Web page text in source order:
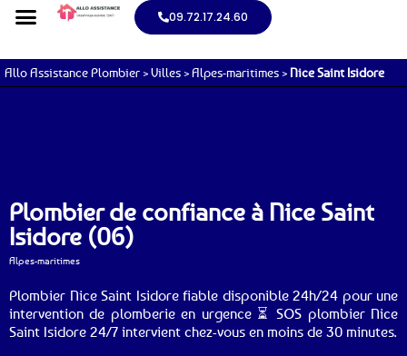
09.72.17.24.60
Allo Assistance Plombier >Villes >Alpes-maritimes > Nice Saint Isidore
Plombier de confiance à Nice Saint
Isidore (06)
Alpes-maritimes
Plombier Nice Saint Isidore fiable disponible 24h/24 pour une
intervention de plomberie en urgence ⏳ SOS plombier Nice
Saint Isidore 24/7 intervient chez-vous en moins de 30 minutes.